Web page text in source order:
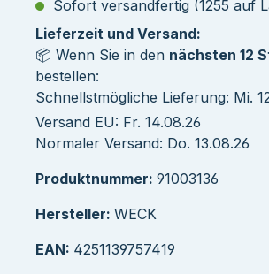
Sofort versandfertig (1255 auf
Lieferzeit und Versand:
📦 Wenn Sie in den nächsten 12
bestellen:
Schnellstmögliche Lieferung: Mi.
Versand EU: Fr. 14.08.26
Normaler Versand: Do. 13.08.26
Produktnummer: 91003136
Hersteller: WECK
EAN: 4251139757419